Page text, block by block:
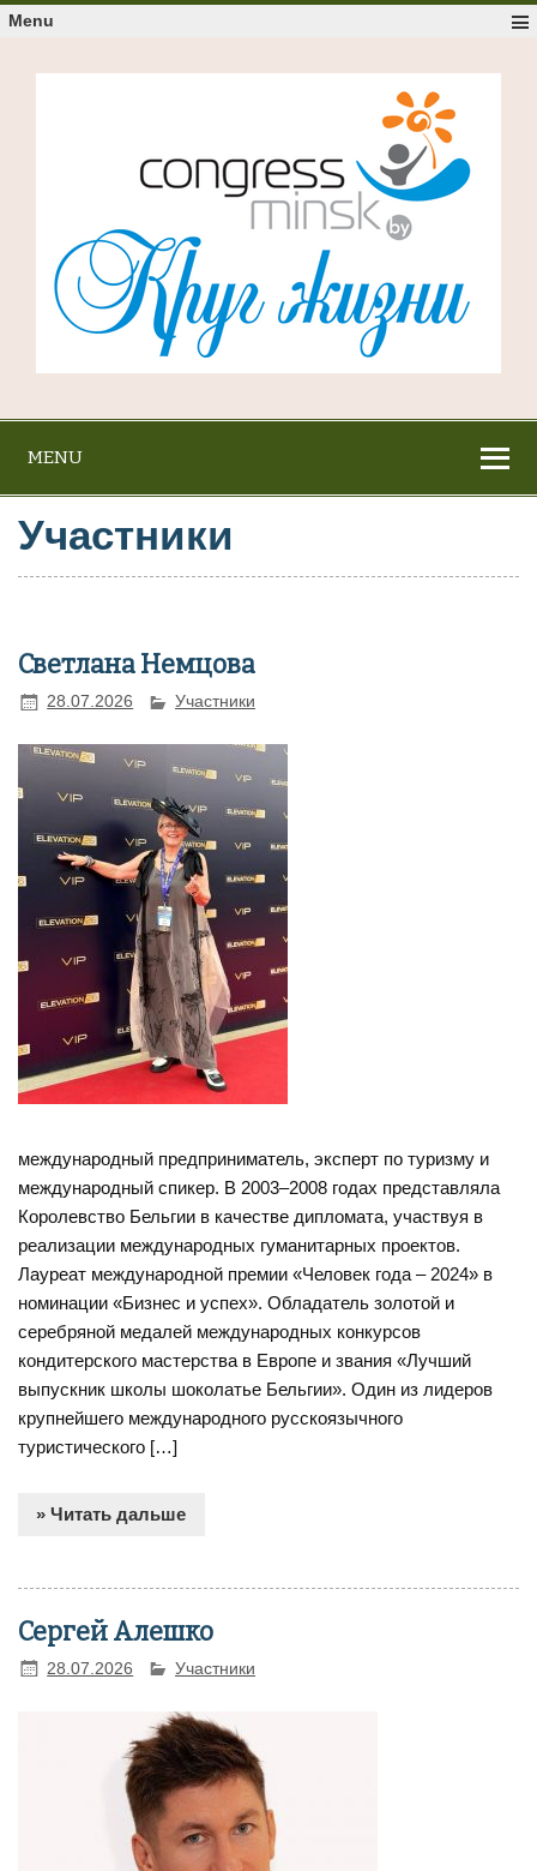
Menu
MENU
Участники
Светлана Немцова
28.07.2026 Участники
международный предприниматель, эксперт по туризму и
международный спикер. В 2003–2008 годах представляла
Королевство Бельгии в качестве дипломата, участвуя в
реализации международных гуманитарных проектов.
Лауреат международной премии «Человек года – 2024» в
номинации «Бизнес и успех». Обладатель золотой и
серебряной медалей международных конкурсов
кондитерского мастерства в Европе и звания «Лучший
выпускник школы шоколатье Бельгии». Один из лидеров
крупнейшего международного русскоязычного
туристического […]
» Читать дальше
Сергей Алешко
28.07.2026 Участники